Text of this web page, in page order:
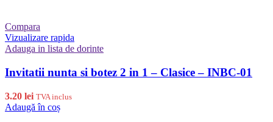
Compara
Vizualizare rapida
Adauga in lista de dorinte
Invitatii nunta si botez 2 in 1 – Clasice – INBC-01
3.20 lei TVA inclus
Adaugă în coș